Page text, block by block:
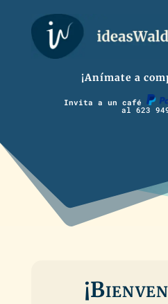
¡Anímate a
Invita a un café
al 623